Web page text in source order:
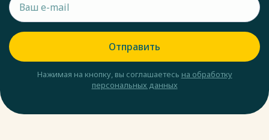
Отправить
Нажимая на кнопку, вы соглашаетесь на обработку
персональных данных